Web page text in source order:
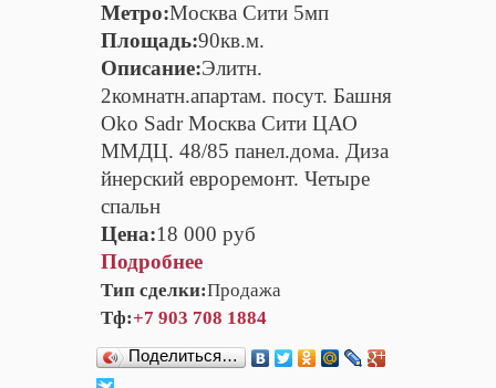
Метро:Москва Сити 5мп
Площадь:90кв.м.
Описание:Элитн.
2комнатн.апартам. посут. Башня
Oko Sadr Москва Сити ЦАО
ММДЦ. 48/85 панел.дома. Диза
йнерский евроремонт. Четыре
спальн
Цена:18 000 руб
Подробнее
Тип сделки:Продажа
Тф:+7 903 708 1884
Поделиться…